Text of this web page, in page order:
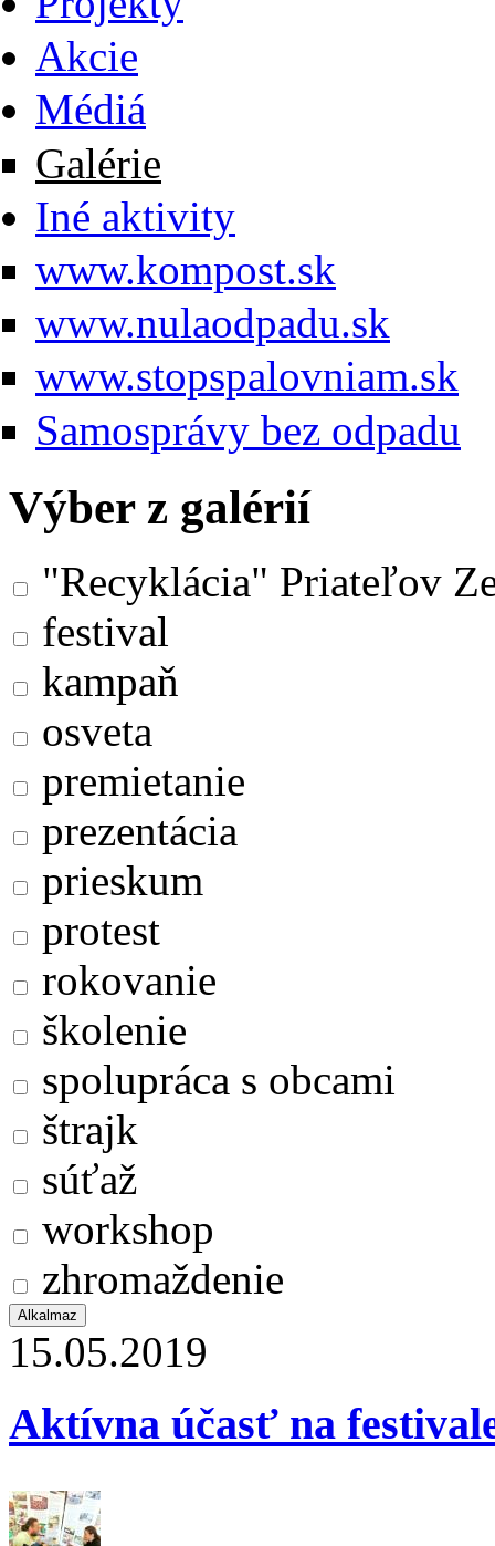
Akcie
Médiá
Galérie
Iné aktivity
www.kompost.sk
www.nulaodpadu.sk
www.stopspalovniam.sk
Samosprávy bez odpadu
Výber z galérií
"Recyklácia" Priateľov
festival
kampaň
osveta
premietanie
prezentácia
prieskum
protest
rokovanie
školenie
spolupráca s obcami
štrajk
súťaž
workshop
zhromaždenie
15.05.2019
Aktívna účasť na